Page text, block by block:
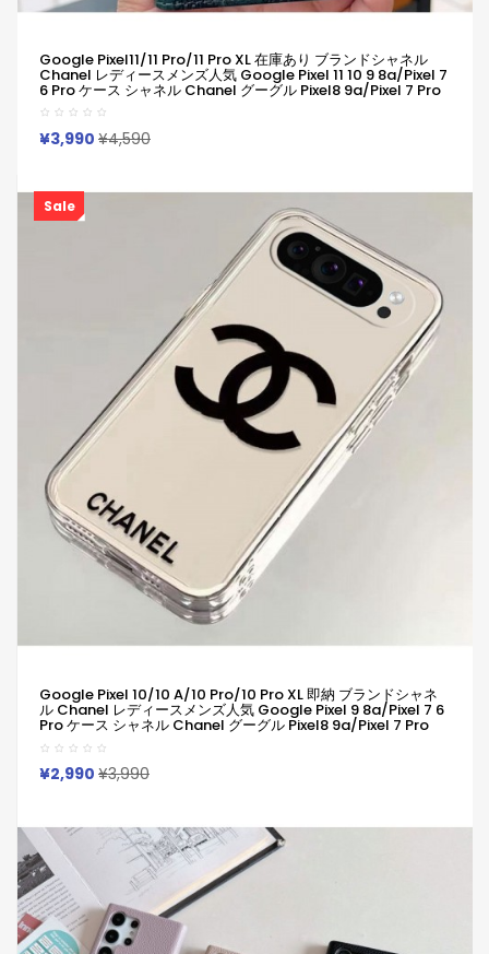
Google Pixel11/11 Pro/11 Pro XL 在庫あり ブランドシャネル
Chanel レディースメンズ人気 Google Pixel 11 10 9 8a/Pixel 7
6 Pro ケース シャネル Chanel グーグル Pixel8 9a/Pixel 7 Pro
Iphone 17 14 15 16 Pro Max Xperia 1 Vii 10 Vii 1 Vi 10 Iii Iv V
Samsung S23 Ultra S24 S25カバー 耐衝撃 軽量
¥3,990 ¥4,590
Sale
Google Pixel 10/10 A/10 Pro/10 Pro XL 即納 ブランドシャネ
ル Chanel レディースメンズ人気 Google Pixel 9 8a/Pixel 7 6
Pro ケース シャネル Chanel グーグル Pixel8 9a/Pixel 7 Pro
Iphone 14 15 16 Pro Max Xperia 1 Vi 10 Iii Iv V Samsung S23
Ultra S24 S25カバー 耐衝撃 軽量 シンプル おしゃれ かわいい
¥2,990 ¥3,990